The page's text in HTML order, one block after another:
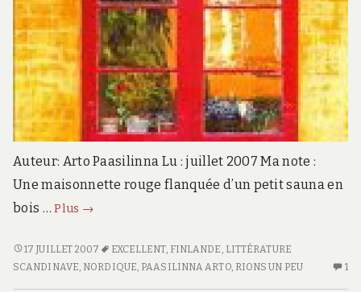
Auteur: Arto Paasilinna Lu : juillet 2007 Ma note :
Une maisonnette rouge flanquée d’un petit sauna en
bois …Plus La
empoisonneuse
→
LA
DOUCE
17 JUILLET 2007 EXCELLENT, FINLANDE , LITTÉRATURE
SCANDINAVE, NORDIQUE, PAASILINNA ARTO, RIONS UN PEU 1